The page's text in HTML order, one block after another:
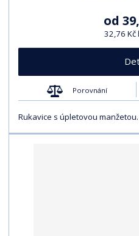
od
32,76 Kč
Porovnání
Rukavice s úpletovou manžetou.